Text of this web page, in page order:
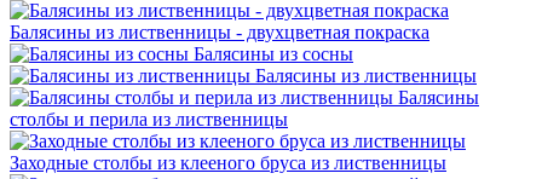
Балясины из лиственницы - двухцветная покраска
Балясины из сосны
Балясины из лиственницы
Балясины
столбы и перила из лиственницы
Заходные столбы из клееного бруса из лиственницы